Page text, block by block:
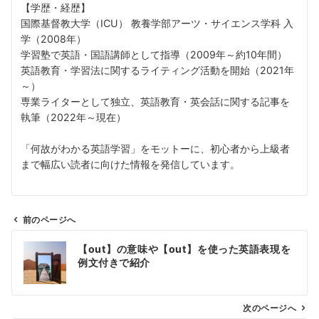
【学歴・経歴】
国際基督教大学（ICU） 教養学部アーツ・サイエンス学科 入
学（2008年）
学習塾で英語・国語講師として指導（2009年～約10年間）
英語教育・学習法に関するライティング活動を開始（2021年
～）
専業ライターとして独立、英語教育・英会話に関する記事を
執筆（2022年～現在）
「何故がわかる英語学習」をモットーに、初心者から上級者
まで幅広い読者に向けた情報を発信しています。
前のページへ
【out】の意味や【out】を使った英語表現を
例文付きで紹介
次のページへ